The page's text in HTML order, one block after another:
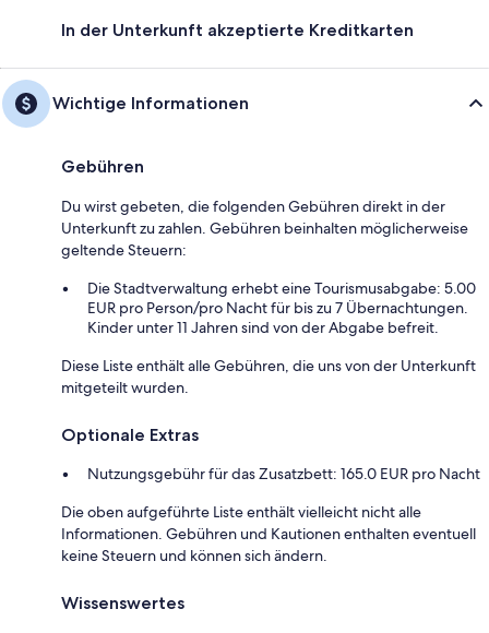
In der Unterkunft akzeptierte Kreditkarten
Wichtige Informationen
Gebühren
Du wirst gebeten, die folgenden Gebühren direkt in der
Unterkunft zu zahlen. Gebühren beinhalten möglicherweise
geltende Steuern:
Die Stadtverwaltung erhebt eine Tourismusabgabe: 5.00
EUR pro Person/pro Nacht für bis zu 7 Übernachtungen.
Kinder unter 11 Jahren sind von der Abgabe befreit.
Diese Liste enthält alle Gebühren, die uns von der Unterkunft
mitgeteilt wurden.
Optionale Extras
Nutzungsgebühr für das Zusatzbett: 165.0 EUR pro Nacht
Die oben aufgeführte Liste enthält vielleicht nicht alle
Informationen. Gebühren und Kautionen enthalten eventuell
keine Steuern und können sich ändern.
Wissenswertes